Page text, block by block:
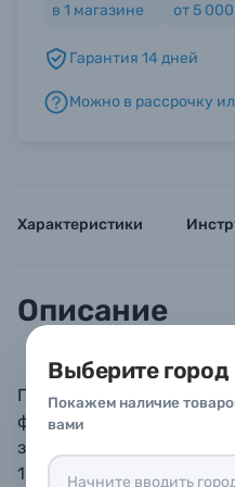
Выберите город
Покажем наличие
вами
Б/У фототехника
в 1 магазине
от 5
Гарантия 14 дней
Можно в рассрочку
Характеристики
Описание
Премиальная
формата 10х15 см.
зеркальная,
текло
1.5 мм). Задник